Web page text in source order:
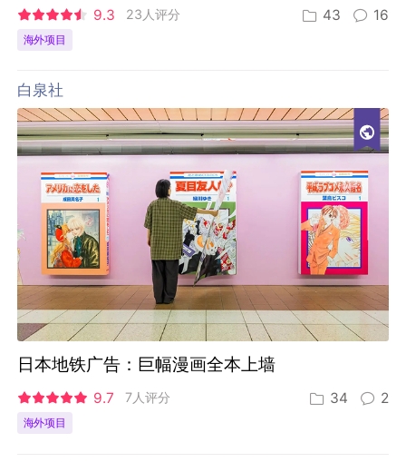
9.3 23人评分 43 16
海外项目
白泉社
日本地铁广告：巨幅漫画全本上墙
9.7 7人评分 34 2
海外项目